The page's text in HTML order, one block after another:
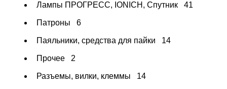
Лампы ПРОГРЕСС, IONICH, Спутник 41
Патроны 6
Паяльники, средства для пайки 14
Прочее 2
Разъемы, вилки, клеммы 14